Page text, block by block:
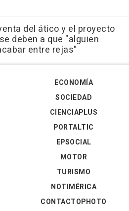
del ático y el proyecto
deben a que "alguien
entre rejas"
ECONOMÍA
SOCIEDAD
CIENCIAPLUS
PORTALTIC
EPSOCIAL
MOTOR
TURISMO
NOTIMÉRICA
CONTACTOPHOTO